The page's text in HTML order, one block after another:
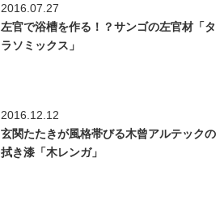
2016.07.27
左官で浴槽を作る！？サンゴの左官材「タ
ラソミックス」
2016.12.12
玄関たたきが風格帯びる木曾アルテックの
拭き漆「木レンガ」